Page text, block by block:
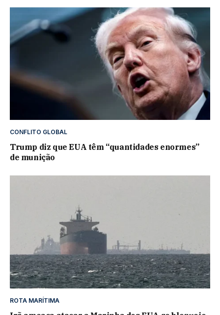
CONFLITO GLOBAL
Trump diz que EUA têm “quantidades enormes”
de munição
ROTA MARÍTIMA